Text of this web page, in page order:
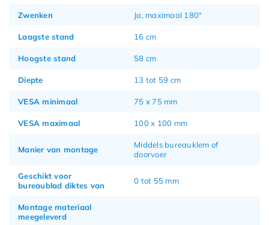
Zwenken Ja, maximaal 180°
Laagste stand 16 cm
Hoogste stand 58 cm
Diepte 13 tot 59 cm
VESA minimaal 75 x 75 mm
VESA maximaal 100 x 100 mm
Manier van montage
Middels bureauklem of
doorvoer
Geschikt voor
bureaublad diktes van
0 tot 55 mm
Montage materiaal
meegeleverd